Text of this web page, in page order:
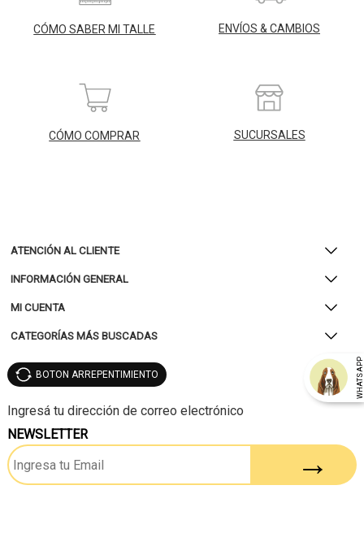
CÓMO SABER MI TALLE ENVÍOS & CAMBIOS
CÓMO COMPRAR SUCURSALES
ATENCIÓN AL CLIENTE
INFORMACIÓN GENERAL
MI CUENTA
CATEGORÍAS MÁS BUSCADAS
WHATSAPP
BOTON ARREPENTIMIENTO
NEWSLETTER